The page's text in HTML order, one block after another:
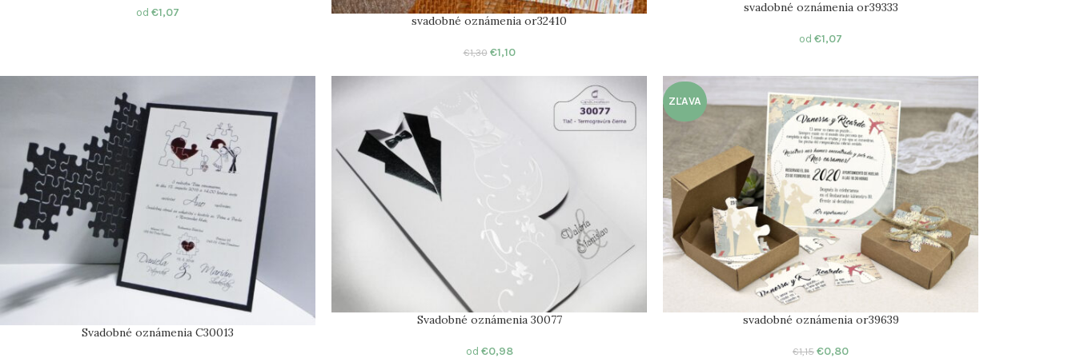
od €1,07
svadobné oznámenia or32410
€1,30 €1,10
svadobné oznámenia or39333
od €1,07
Svadobné oznámenia C30013
Svadobné oznámenia 30077
od €0,98
ZĽAVA
svadobné oznámenia or39639
€1,15 €0,80